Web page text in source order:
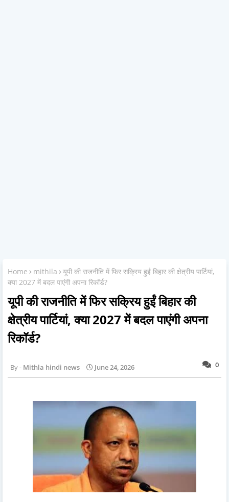
Home mithila
यूपी की राजनीति में फिर सक्रिय हुईं बिहार की क्षेत्रीय पार्टियां,
क्या 2027 में बदल पाएंगी अपना रिकॉर्ड?
यूपी की राजनीति में फिर सक्रिय हुईं बिहार की
क्षेत्रीय पार्टियां, क्या 2027 में बदल पाएंगी अपना
रिकॉर्ड?
0
Mithla hindi news June 24, 2026